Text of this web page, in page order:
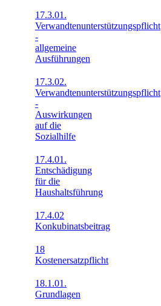
17.3.01.
Verwandtenunterstützungspflicht
-
allgemeine
Ausführungen
17.3.02.
Verwandtenunterstützungspflicht
-
Auswirkungen
auf die
Sozialhilfe
17.4.01.
Entschädigung
für die
Haushaltsführung
17.4.02
Konkubinatsbeitrag
18
Kostenersatzpflicht
18.1.01.
Grundlagen